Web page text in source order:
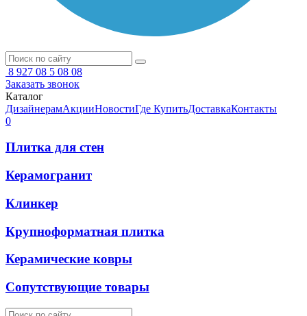
8 927 08 5 08 08
Заказать звонок
Каталог
ДизайнерамАкцииНовостиГде КупитьДоставкаКонтакты
0
Плитка для стен
Керамогранит
Клинкер
Крупноформатная плитка
Керамические ковры
Сопутствующие товары